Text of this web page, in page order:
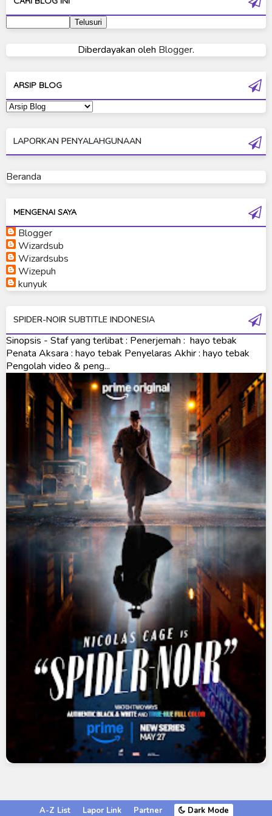
Ultraman 80
Ultraman Cosmos
Ultraman Dyna
Ultraman Geed
Ultraman Mebius
Ultraman Neos
Ultraman Orb
Ultraman Orb Origin Saga
Ultraman Saga
Ultraman Taiga
Ultraman The Next
Ultraman Tiga
Ultraman Trigger
Ultraman X
Ultraman Z
Ultraman Zearth
Diberdayakan oleh Blogger.
ARSIP BLOG
LAPORKAN PENYALAHGUNAAN
Beranda
MENGENAI SAYA
Blogger
Wizardsub
Wizardsubs
Wizepuh
kunyuk
SPIDER-NOIR SUBTITLE INDONESIA
Sinopsis - Staf yang terlibat : Penerjemah : hayo tebak
Penata Aksara : hayo tebak Penyelaras Akhir : hayo tebak
Pengolah video & peng...
A-Z List Lapor Link Partner Dark Mode